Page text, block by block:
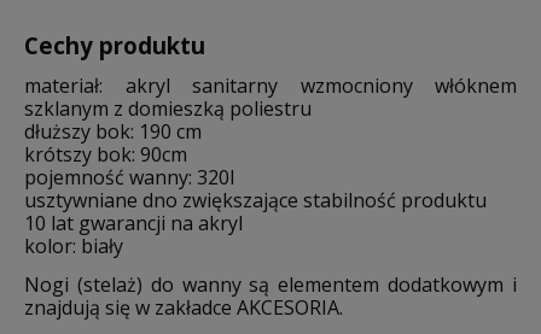
Cechy produktu
materiał: akryl sanitarny wzmocniony włóknem
szklanym z domieszką poliestru
dłuższy bok: 190 cm
krótszy bok: 90cm
pojemność wanny: 320l
usztywniane dno zwiększające stabilność produktu
10 lat gwarancji na akryl
kolor: biały
Nogi (stelaż) do wanny są elementem dodatkowym i
znajdują się w zakładce AKCESORIA.